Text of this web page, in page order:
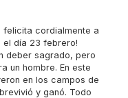
felicita cordialmente a
el día 23 febrero!
deber sagrado, pero
un hombre. En este
en los campos de
y ganó. Todo